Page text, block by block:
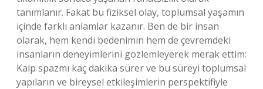
tanımlanır. Fakat bu fiziksel olay, toplumsal yaşamın
içinde farklı anlamlar kazanır. Ben de bir insan
olarak, hem kendi bedenimin hem de çevremdeki
insanların deneyimlerini gözlemleyerek merak ettim:
Kalp spazmı kaç dakika sürer ve bu süreyi toplumsal
yapıların ve bireysel etkileşimlerin perspektifiyle